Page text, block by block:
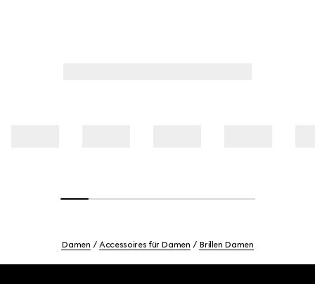
Damen Accessoires für Damen Brillen Damen